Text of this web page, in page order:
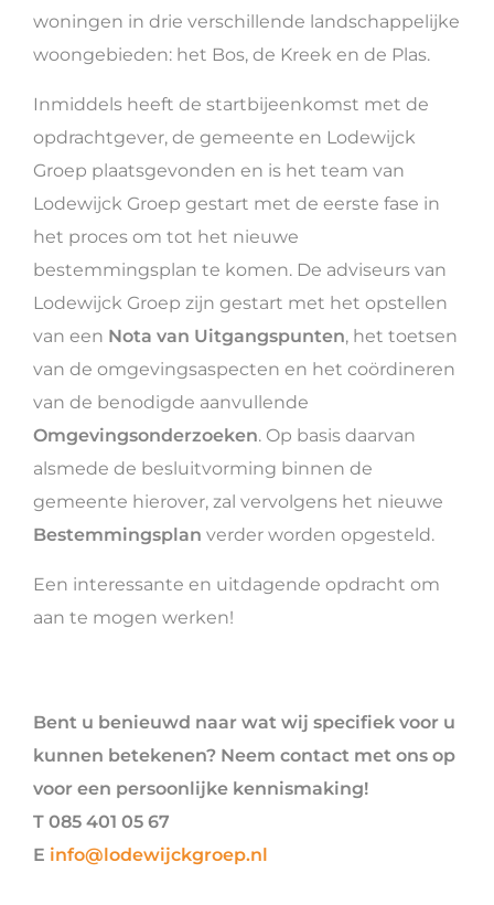
woningen in drie verschillende landschappelijke
woongebieden: het Bos, de Kreek en de Plas.
Inmiddels heeft de startbijeenkomst met de
opdrachtgever, de gemeente en Lodewijck
Groep plaatsgevonden en is het team van
Lodewijck Groep gestart met de eerste fase in
het proces om tot het nieuwe
bestemmingsplan te komen. De adviseurs van
Lodewijck Groep zijn gestart met het opstellen
van een Nota van Uitgangspunten, het toetsen
van de omgevingsaspecten en het coördineren
van de benodigde aanvullende
Omgevingsonderzoeken. Op basis daarvan
alsmede de besluitvorming binnen de
gemeente hierover, zal vervolgens het nieuwe
Bestemmingsplan verder worden opgesteld.
Een interessante en uitdagende opdracht om
aan te mogen werken!
Bent u benieuwd naar wat wij specifiek voor u
kunnen betekenen? Neem contact met ons op
voor een persoonlijke kennismaking!
T 085 401 05 67
E info@lodewijckgroep.nl